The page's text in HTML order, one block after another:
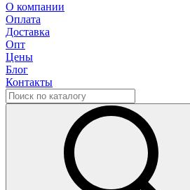
О компании
Оплата
Доставка
Опт
Цены
Блог
Контакты